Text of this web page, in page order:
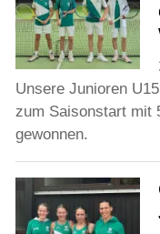
Unsere Junioren
zum Saisonstart mit
gewonnen.